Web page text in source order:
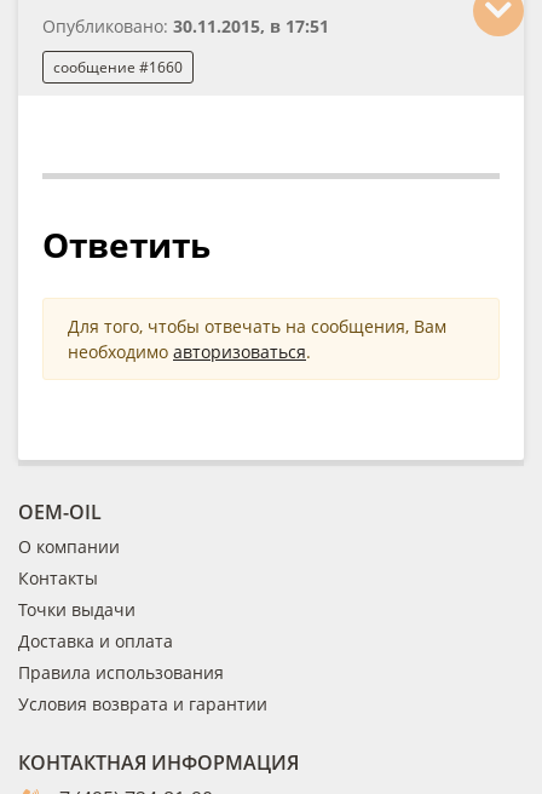
Опубликовано: 30.11.2015, в 17:51
сообщение #1660
Ответить
Для того, чтобы отвечать на сообщения, Вам
необходимо авторизоваться.
OEM-OIL
О компании
Контакты
Точки выдачи
Доставка и оплата
Правила использования
Условия возврата и гарантии
КОНТАКТНАЯ ИНФОРМАЦИЯ